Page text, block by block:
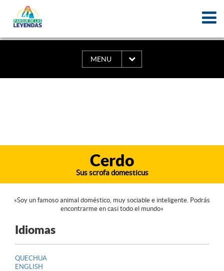
MENU
Cerdo
Sus scrofa domesticus
«Soy un famoso animal doméstico, muy sociable e inteligente. Podrás
encontrarme en casi todo el mundo»
Idiomas
QUECHUA
ENGLISH